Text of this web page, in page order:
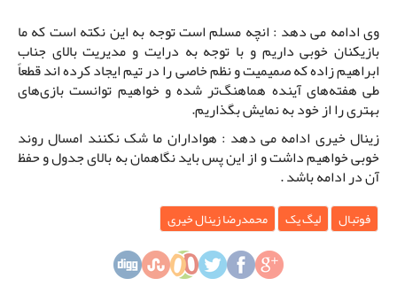
وی ادامه می دهد : انچه مسلم است توجه به این نکته است که ما
بازیکنان خوبی داریم و با توجه به درایت و مدیریت بالای جناب
ابراهیم زاده که صمیمیت و نظم خاصی را در تیم ایجاد کرده اند قطعاً
طی هفته‌های آینده هماهنگ‌تر شده و خواهیم توانست بازی‌های
بهتری را از خود به نمایش بگذاریم.
زینال خیری ادامه می دهد : هواداران ما شک نکنند امسال روند
خوبی خواهیم داشت و از این پس باید نگاهمان به بالای جدول و حفظ
آن در ادامه باشد .
فوتبال لیگ یک محمدرضا زینال خیری